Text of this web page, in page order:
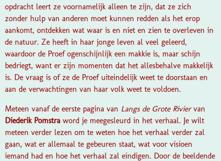
opdracht leert ze voornamelijk alleen te zijn, dat ze zich
zonder hulp van anderen moet kunnen redden als het erop
aankomt, ontdekken wat waar is en niet en zien te overleven in
de natuur. Ze heeft in haar jonge leven al veel geleerd,
waardoor de Proef ogenschijnlijk een makkie is, maar schijn
bedriegt, want er zijn momenten dat het allesbehalve makkelijk
is. De vraag is of ze de Proef uiteindelijk weet te doorstaan en
aan de verwachtingen van haar volk weet te voldoen.
Meteen vanaf de eerste pagina van Langs de Grote Riviervan
Diederik Pomstra word je meegesleurd in het verhaal. Je wilt
meteen verder lezen om te weten hoe het verhaal verder zal
gaan, wat er allemaal te gebeuren staat, wat voor visioen
iemand had en hoe het verhaal zal eindigen. Door de beeldende